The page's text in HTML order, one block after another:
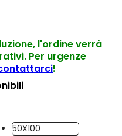
l'ordine verrà
Per urgenze
!
50X100